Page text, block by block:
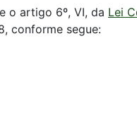
o artigo 6º, VI, da Lei
conforme segue: